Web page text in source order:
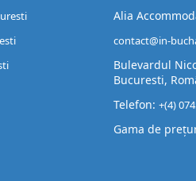
Alia
contact@in-
Bulevardul
Bucuresti,
Telefon: +(4)
Gama de